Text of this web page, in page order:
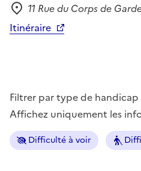
Adresse
11 Rue du Corps de
Itinéraire
Filtrer par type de handicap
Affichez uniquement les
Difficulté à voir